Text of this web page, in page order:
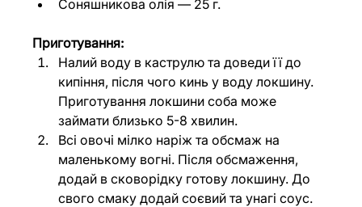
Соняшникова олія — 25 г.
Приготування:
Налий воду в каструлю та доведи її до
кипіння, після чого кинь у воду локшину.
Приготування локшини соба може
займати близько 5-8 хвилин.
Всі овочі мілко наріж та обсмаж на
маленькому вогні. Після обсмаження,
додай в сковорідку готову локшину. До
свого смаку додай соєвий та унагі соус.